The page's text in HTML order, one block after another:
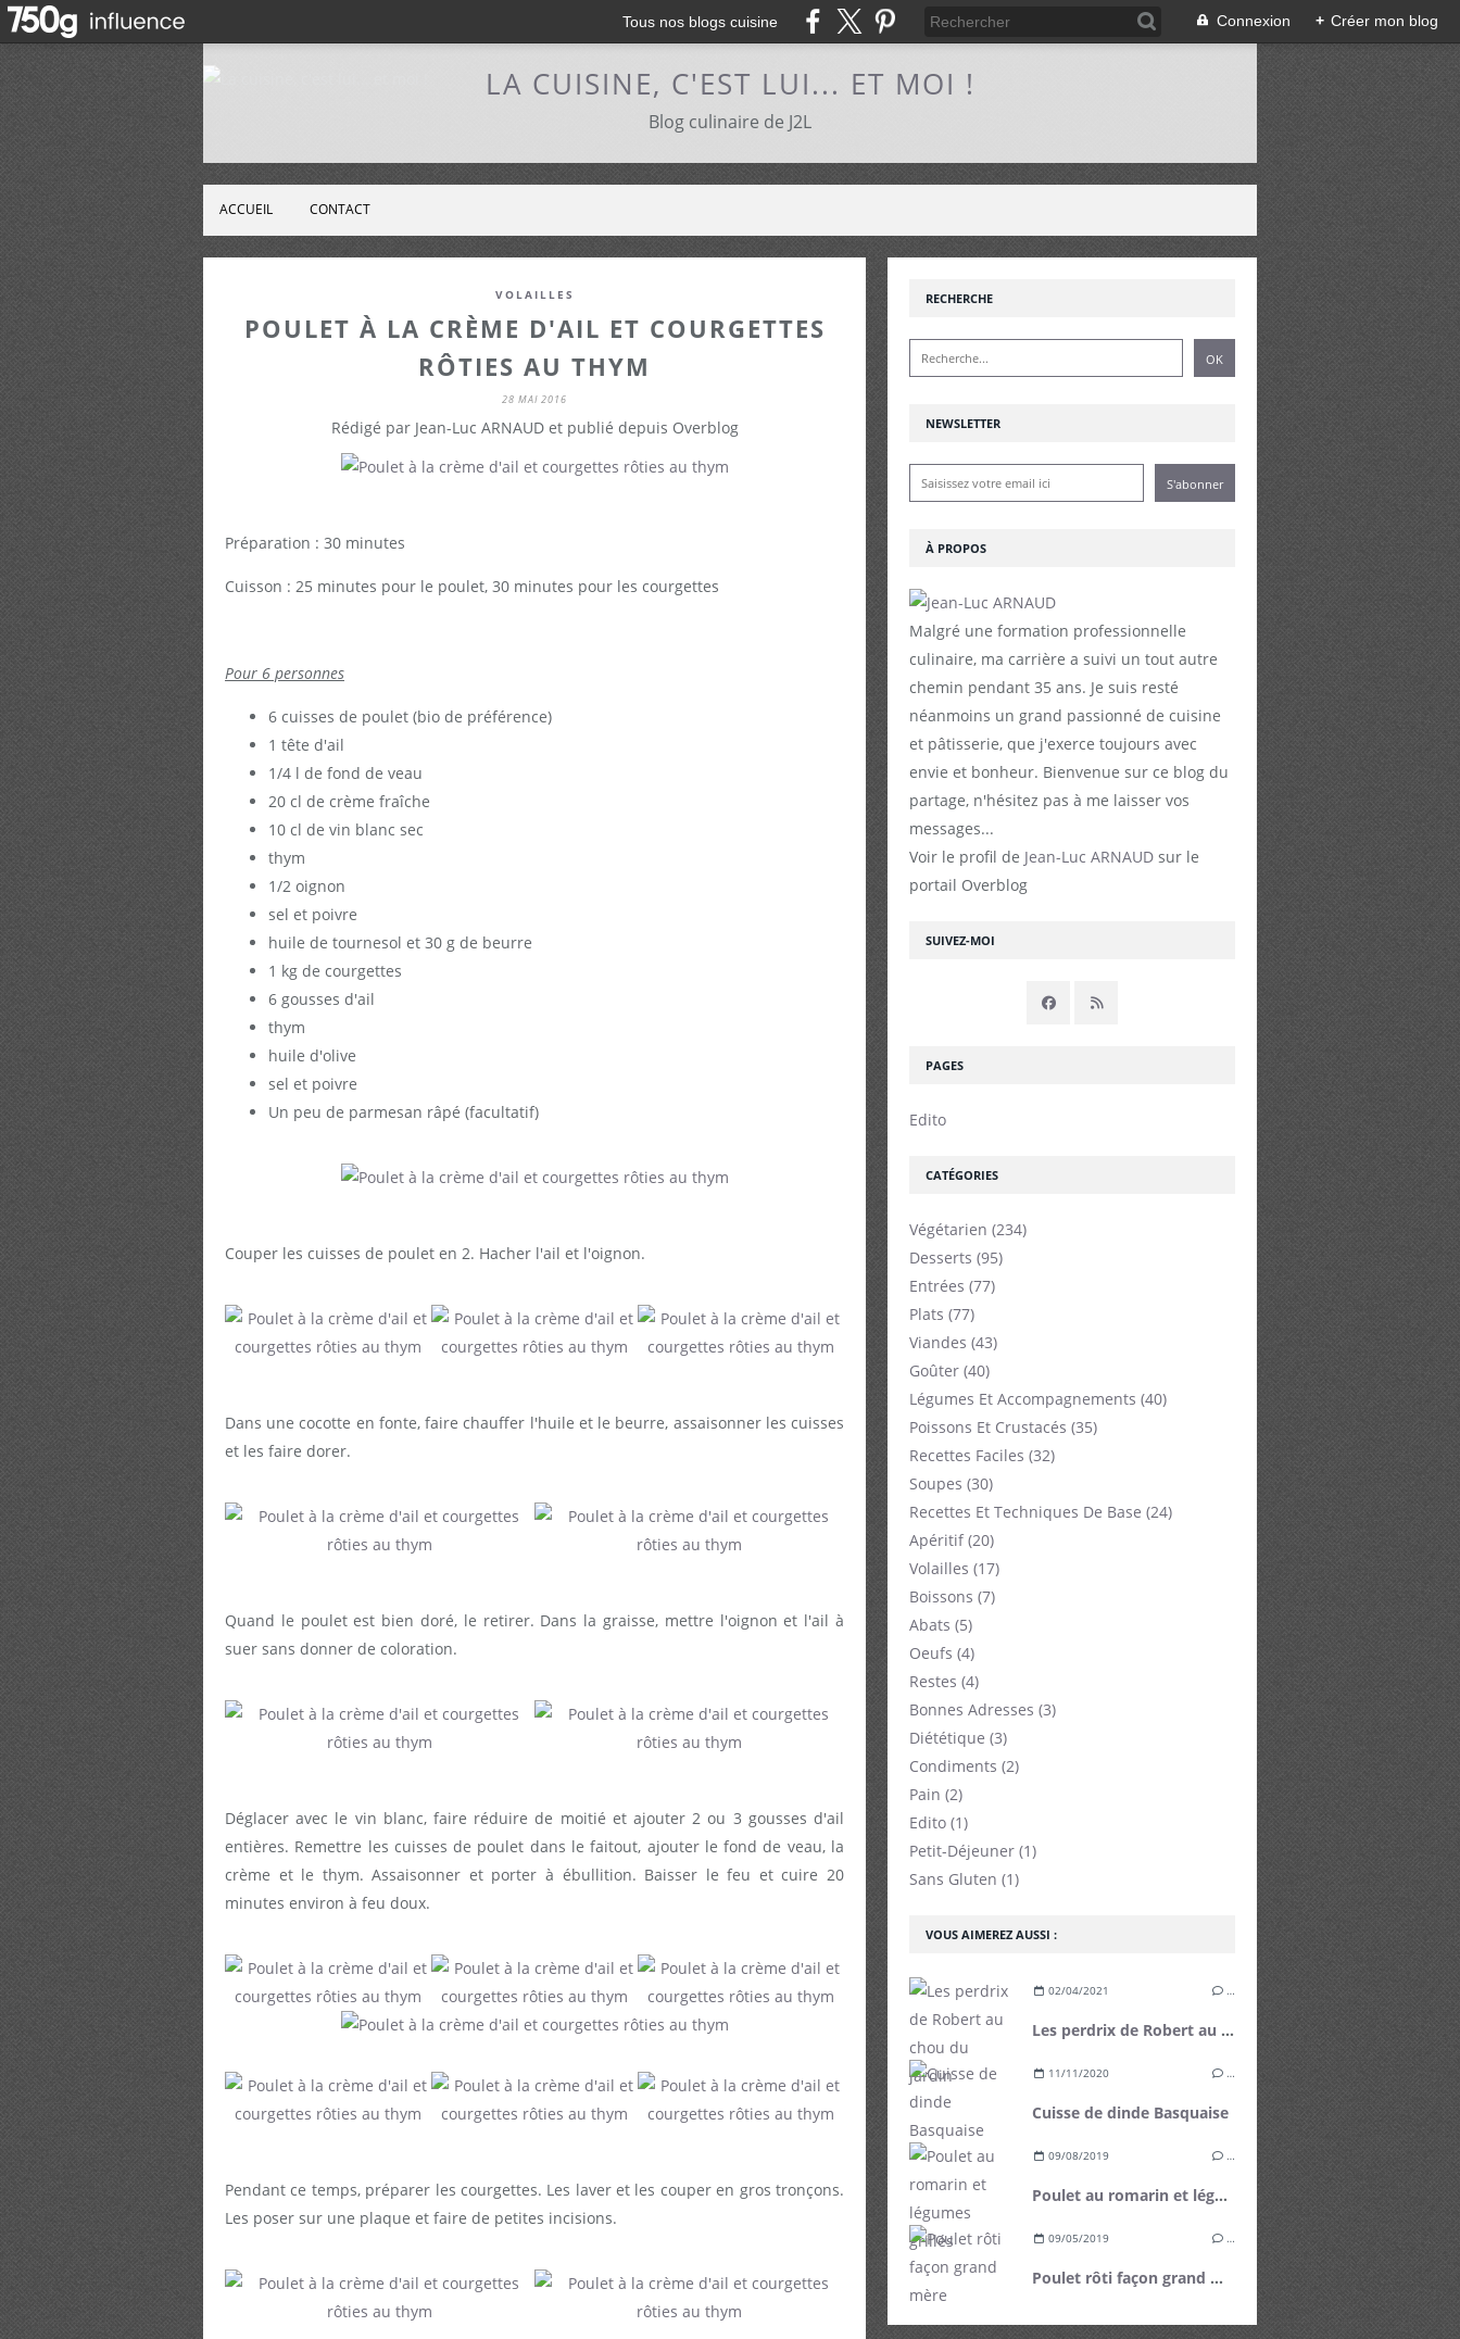
Tous nos blogs cuisine Connexion + Créer mon blog
LA CUISINE, C'EST LUI... ET MOI !
Blog culinaire de J2L
ACCUEIL CONTACT
VOLAILLES
POULET À LA CRÈME D'AIL ET COURGETTES
RÔTIES AU THYM
28 MAI 2016
Rédigé par Jean-Luc ARNAUD et publié depuis Overblog
Préparation : 30 minutes
Cuisson : 25 minutes pour le poulet, 30 minutes pour les courgettes
Pour 6 personnes
6 cuisses de poulet (bio de préférence)
1 tête d'ail
1/4 l de fond de veau
20 cl de crème fraîche
10 cl de vin blanc sec
thym
1/2 oignon
sel et poivre
huile de tournesol et 30 g de beurre
1 kg de courgettes
6 gousses d'ail
thym
huile d'olive
sel et poivre
Un peu de parmesan râpé (facultatif)
Couper les cuisses de poulet en 2. Hacher l'ail et l'oignon.
Dans une cocotte en fonte, faire chauffer l'huile et le beurre, assaisonner les cuisses
et les faire dorer.
Quand le poulet est bien doré, le retirer. Dans la graisse, mettre l'oignon et l'ail à
suer sans donner de coloration.
Déglacer avec le vin blanc, faire réduire de moitié et ajouter 2 ou 3 gousses d'ail
entières. Remettre les cuisses de poulet dans le faitout, ajouter le fond de veau, la
crème et le thym. Assaisonner et porter à ébullition. Baisser le feu et cuire 20
minutes environ à feu doux.
Pendant ce temps, préparer les courgettes. Les laver et les couper en gros tronçons.
Les poser sur une plaque et faire de petites incisions.
NEWSLETTER
SUIVEZ-MOI
RECHERCHE
À PROPOS
Malgré une formation professionnelle
culinaire, ma carrière a suivi un tout autre
chemin pendant 35 ans. Je suis resté
néanmoins un grand passionné de cuisine
et pâtisserie, que j'exerce toujours avec
envie et bonheur. Bienvenue sur ce blog du
partage, n'hésitez pas à me laisser vos
messages...
Voir le profil de Jean-Luc ARNAUD sur le
portail Overblog
VOUS AIMEREZ AUSSI :
02/04/2021 …
Les perdrix de Robert au chou du jardin
11/11/2020 …
Cuisse de dinde Basquaise
09/08/2019 …
Poulet au romarin et légumes grillés
09/05/2019 …
Poulet rôti façon grand mère
PAGES
Edito
CATÉGORIES
Végétarien (234)
Desserts (95)
Entrées (77)
Plats (77)
Viandes (43)
Goûter (40)
Légumes Et Accompagnements (40)
Poissons Et Crustacés (35)
Recettes Faciles (32)
Soupes (30)
Recettes Et Techniques De Base (24)
Apéritif(20)
Volailles (17)
Boissons (7)
Abats (5)
Oeufs (4)
Restes (4)
Bonnes Adresses (3)
Diététique (3)
Condiments (2)
Pain (2)
Edito (1)
Petit-Déjeuner (1)
Sans Gluten (1)